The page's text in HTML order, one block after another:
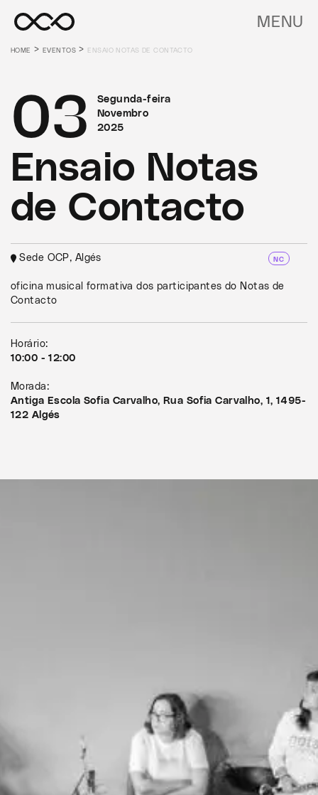
MENU
HOME >EVENTOS > ENSAIO NOTAS DE CONTACTO
Segunda-feira
Novembro
2025
03
Ensaio Notas
de Contacto
Sede OCP, Algés NC
oficina musical formativa dos participantes do Notas de
Contacto
Horário:
10:00 - 12:00
Morada:
Antiga Escola Sofia Carvalho, Rua Sofia Carvalho, 1, 1495-
122 Algés